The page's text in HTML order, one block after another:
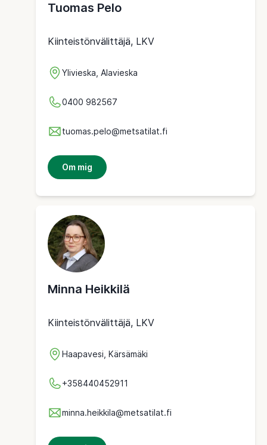
Tuomas Pelo
Kiinteistönvälittäjä, LKV
Ylivieska, Alavieska
0400 982567
tuomas.pelo@metsatilat.fi
Om mig
Minna Heikkilä
Kiinteistönvälittäjä, LKV
Haapavesi, Kärsämäki
+358440452911
minna.heikkila@metsatilat.fi